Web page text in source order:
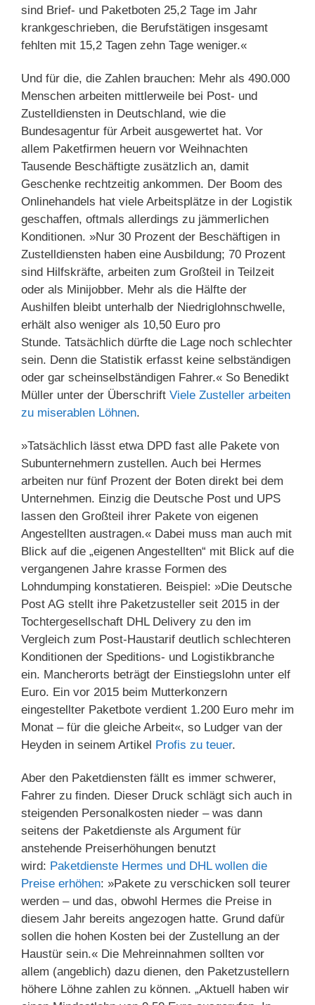
sind Brief- und Paketboten 25,2 Tage im Jahr
krankgeschrieben, die Berufstätigen insgesamt
fehlten mit 15,2 Tagen zehn Tage weniger.«
Und für die, die Zahlen brauchen: Mehr als 490.000
Menschen arbeiten mittlerweile bei Post- und
Zustelldiensten in Deutschland, wie die
Bundesagentur für Arbeit ausgewertet hat. Vor
allem Paketfirmen heuern vor Weihnachten
Tausende Beschäftigte zusätzlich an, damit
Geschenke rechtzeitig ankommen. Der Boom des
Onlinehandels hat viele Arbeitsplätze in der Logistik
geschaffen, oftmals allerdings zu jämmerlichen
Konditionen. »Nur 30 Prozent der Beschäftigen in
Zustelldiensten haben eine Ausbildung; 70 Prozent
sind Hilfskräfte, arbeiten zum Großteil in Teilzeit
oder als Minijobber. Mehr als die Hälfte der
Aushilfen bleibt unterhalb der Niedriglohnschwelle,
erhält also weniger als 10,50 Euro pro
Stunde. Tatsächlich dürfte die Lage noch schlechter
sein. Denn die Statistik erfasst keine selbständigen
oder gar scheinselbständigen Fahrer.« So Benedikt
Müller unter der Überschrift Viele Zusteller arbeiten
zu miserablen Löhnen.
»Tatsächlich lässt etwa DPD fast alle Pakete von
Subunternehmern zustellen. Auch bei Hermes
arbeiten nur fünf Prozent der Boten direkt bei dem
Unternehmen. Einzig die Deutsche Post und UPS
lassen den Großteil ihrer Pakete von eigenen
Angestellten austragen.« Dabei muss man auch mit
Blick auf die „eigenen Angestellten“ mit Blick auf die
vergangenen Jahre krasse Formen des
Lohndumping konstatieren. Beispiel: »Die Deutsche
Post AG stellt ihre Paketzusteller seit 2015 in der
Tochtergesellschaft DHL Delivery zu den im
Vergleich zum Post-Haustarif deutlich schlechteren
Konditionen der Speditions- und Logistikbranche
ein. Mancherorts beträgt der Einstiegslohn unter elf
Euro. Ein vor 2015 beim Mutterkonzern
eingestellter Paketbote verdient 1.200 Euro mehr im
Monat – für die gleiche Arbeit«, so Ludger van der
Heyden in seinem Artikel Profis zu teuer.
Aber den Paketdiensten fällt es immer schwerer,
Fahrer zu finden. Dieser Druck schlägt sich auch in
steigenden Personalkosten nieder – was dann
seitens der Paketdienste als Argument für
anstehende Preiserhöhungen benutzt
wird: Paketdienste Hermes und DHL wollen die
Preise erhöhen: »Pakete zu verschicken soll teurer
werden – und das, obwohl Hermes die Preise in
diesem Jahr bereits angezogen hatte. Grund dafür
sollen die hohen Kosten bei der Zustellung an der
Haustür sein.« Die Mehreinnahmen sollten vor
allem (angeblich) dazu dienen, den Paketzustellern
höhere Löhne zahlen zu können. „Aktuell haben wir